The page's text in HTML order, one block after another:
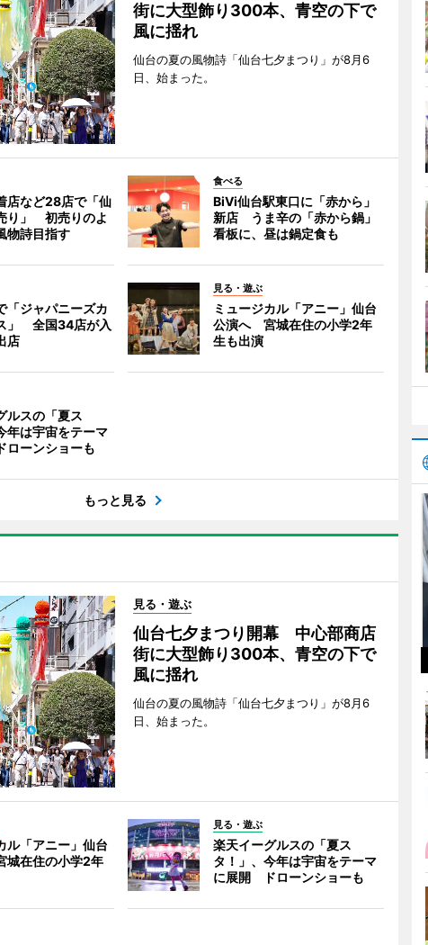
街に大型飾り300本、青空の下で
風に揺れ
仙台の夏の風物詩「仙台七夕まつり」が8月6
日、始まった。
店など28店で「仙
り」 初売りのよ
物詩目指す
食べる
BiVi仙台駅東口に「赤から」
新店 うま辛の「赤から鍋」
看板に、昼は鍋定食も
「ジャパニーズカ
」 全国34店が入
店
見る・遊ぶ
ミュージカル「アニー」仙台
公演へ 宮城在住の小学2年
生も出演
ルスの「夏ス
年は宇宙をテーマ
ーンショーも
もっと見る
見る・遊ぶ
仙台七夕まつり開幕 中心部商店
街に大型飾り300本、青空の下で
風に揺れ
仙台の夏の風物詩「仙台七夕まつり」が8月6
日、始まった。
ル「アニー」仙台
在住の小学2年
見る・遊ぶ
楽天イーグルスの「夏ス
タ！」、今年は宇宙をテーマ
に展開 ドローンショーも